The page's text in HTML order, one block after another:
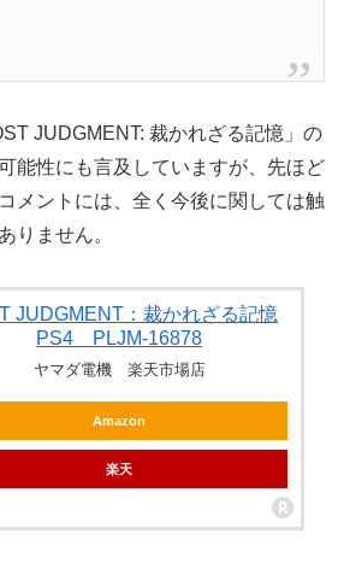
JUDGMENT: 裁かれざる記憶」の
能性にも言及していますが、先ほど
メントには、全く今後に関しては触
りません。
JUDGMENT：裁かれざる記憶
PS4 PLJM-16878
ヤマダ電機 楽天市場店
Amazon
楽天